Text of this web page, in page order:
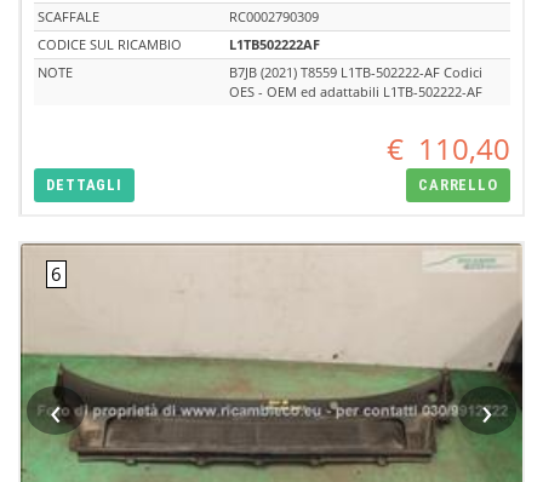
SCAFFALE
RC0002790309
CODICE SUL RICAMBIO
L1TB502222AF
NOTE
B7JB (2021) T8559 L1TB-502222-AF Codici
OES - OEM ed adattabili L1TB-502222-AF
€ 110,40
DETTAGLI CARRELLO
‹ ›